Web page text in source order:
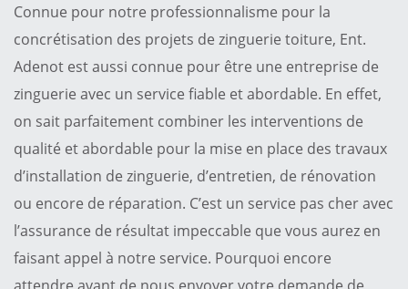
Connue pour notre professionnalisme pour la
concrétisation des projets de zinguerie toiture, Ent.
Adenot est aussi connue pour être une entreprise de
zinguerie avec un service fiable et abordable. En effet,
on sait parfaitement combiner les interventions de
qualité et abordable pour la mise en place des travaux
d’installation de zinguerie, d’entretien, de rénovation
ou encore de réparation. C’est un service pas cher avec
l’assurance de résultat impeccable que vous aurez en
faisant appel à notre service. Pourquoi encore